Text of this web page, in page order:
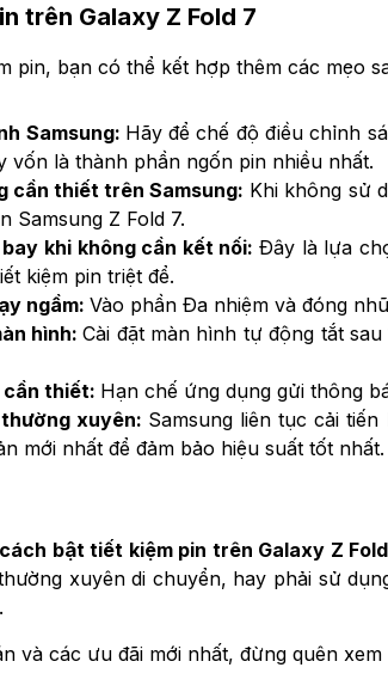
trên Galaxy Z Fold 7
pin, bạn có thể kết hợp thêm các mẹo
Samsung: Hãy để chế độ điều chỉnh
vốn là thành phần ngốn pin nhiều nhất.
cần thiết trên Samsung: Khi không sử
Samsung Z Fold 7.
khi không cần kết nối:Đây là lựa
kiệm pin triệt để.
ngầm: Vào phần Đa nhiệm và đóng
hình:Cài đặt màn hình tự động tắt
cần thiết: Hạn chế ứng dụng gửi thông
xuyên: Samsung liên tục cải
mới nhất để đảm bảo hiệu suất tốt nhất.
cách bật tiết kiệm pin trên Galaxy Z
xuyên di chuyển, hay phải sử
và các ưu đãi mới nhất, đừng quên